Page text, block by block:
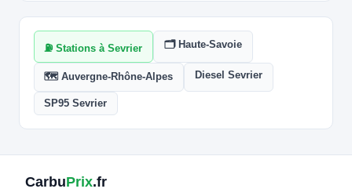
⛽ Stations à Sevrier 🗂️ Haute-Savoie
🗺️ Auvergne-Rhône-Alpes Diesel Sevrier
SP95 Sevrier
CarbuPrix.fr